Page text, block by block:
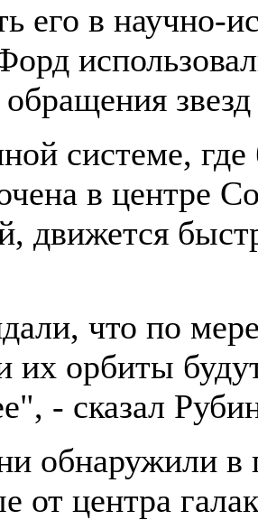
его в научно-
системе,
в центре
движется
что по мере
их орбиты
- сказал
обнаружили в
от центра